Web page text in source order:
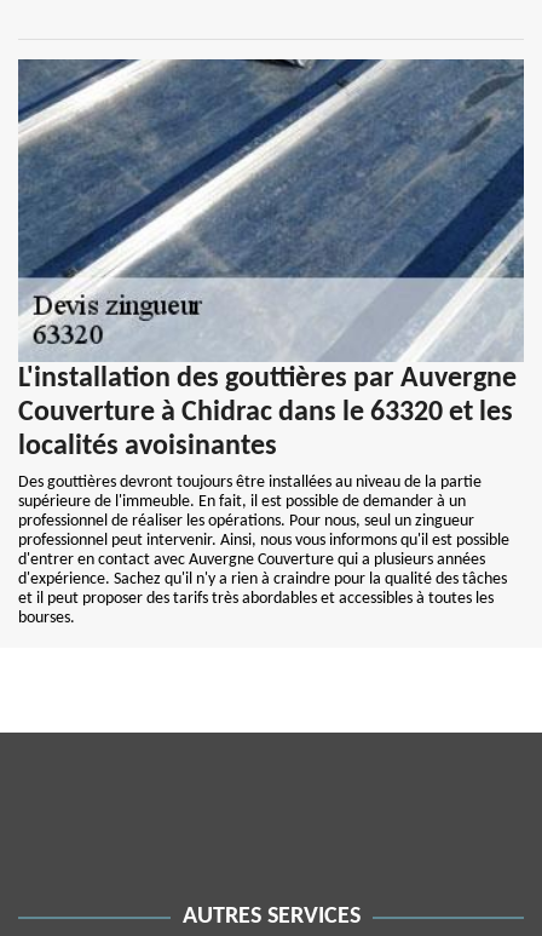
L'installation des gouttières par Auvergne
Couverture à Chidrac dans le 63320 et les
localités avoisinantes
Des gouttières devront toujours être installées au niveau de la partie
supérieure de l'immeuble. En fait, il est possible de demander à un
professionnel de réaliser les opérations. Pour nous, seul un zingueur
professionnel peut intervenir. Ainsi, nous vous informons qu'il est possible
d'entrer en contact avec Auvergne Couverture qui a plusieurs années
d'expérience. Sachez qu'il n'y a rien à craindre pour la qualité des tâches
et il peut proposer des tarifs très abordables et accessibles à toutes les
bourses.
AUTRES SERVICES